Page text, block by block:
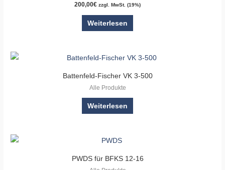
200,00€ zzgl. MwSt. (19%)
Weiterlesen
Battenfeld-Fischer VK 3-500
Alle Produkte
Weiterlesen
PWDS für BFKS 12-16